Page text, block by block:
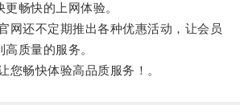
畅快的上网体验。
还不定期推出各种优惠活动，让会员
质量的服务。
畅快体验高品质服务！。